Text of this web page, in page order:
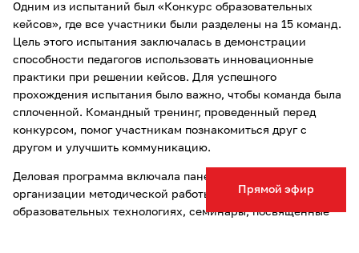
Прямой эфир
Одним из испытаний был «Конкурс образовательных
кейсов», где все участники были разделены на 15 команд.
Цель этого испытания заключалась в демонстрации
способности педагогов использовать инновационные
практики при решении кейсов. Для успешного
прохождения испытания было важно, чтобы команда была
сплоченной. Командный тренинг, проведенный перед
конкурсом, помог участникам познакомиться друг с
другом и улучшить коммуникацию.
Деловая программа включала панельные дискуссии
организации методической работы, эффективных
образовательных технологиях, семинары, посвященные